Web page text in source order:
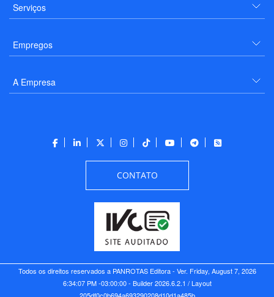
Serviços
Empregos
A Empresa
CONTATO
Todos os direitos reservados a PANROTAS Editora - Ver. Friday, August 7, 2026
6:34:07 PM -03:00:00 - Builder 2026.6.2.1 / Layout
205df0c0b694a693290208d10d1a485b